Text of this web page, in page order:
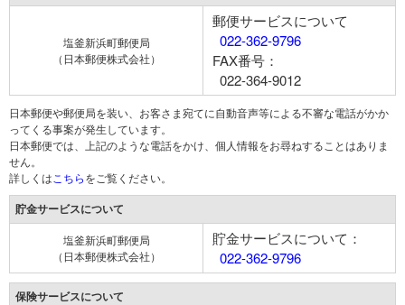
塩釜新浜町郵便局
（日本郵便株式会社）
郵便サービスについて
022-362-9796
FAX番号：
022-364-9012
日本郵便や郵便局を装い、お客さま宛てに自動音声等による不審な電話がかか
ってくる事案が発生しています。
日本郵便では、上記のような電話をかけ、個人情報をお尋ねすることはありま
せん。
詳しくは こちらをご覧ください。
貯金サービスについて
塩釜新浜町郵便局
（日本郵便株式会社）
貯金サービスについて：
022-362-9796
保険サービスについて